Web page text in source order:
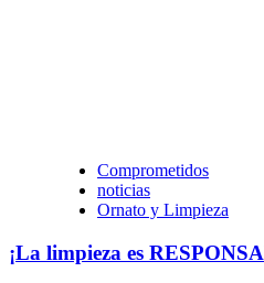
Comprometidos
noticias
Ornato y Limpieza
¡La limpieza es